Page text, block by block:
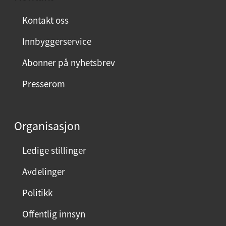
Kontakt oss
Innbyggerservice
Abonner på nyhetsbrev
Presserom
Organisasjon
Ledige stillinger
Avdelinger
Politikk
Offentlig innsyn